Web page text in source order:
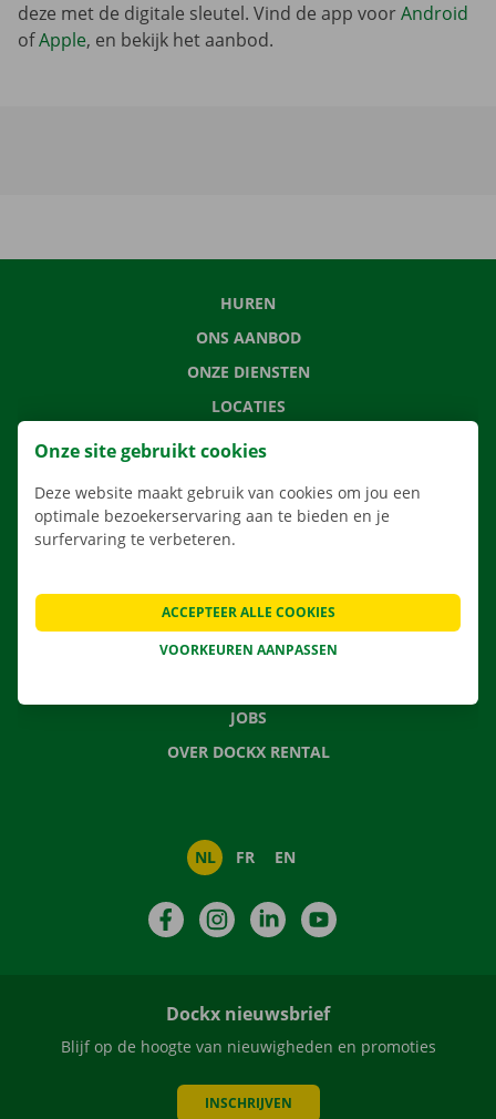
deze met de digitale sleutel. Vind de app voorAndroid
ofApple, en bekijk het aanbod.
HUREN
ONS AANBOD
ONZE DIENSTEN
LOCATIES
APP
VEELGESTELDE VRAGEN
NIEUWS
JOBS
OVER DOCKX RENTAL
NL FR EN
FacebookInstagramLinkedIn
Dockx nieuwsbrief
Blijf op de hoogte van nieuwigheden en promoties
INSCHRIJVEN
Onze site gebruikt cookies
Deze website maakt gebruik van cookies om jou een
optimale bezoekerservaring aan te bieden en je
surfervaring te verbeteren.
VOORKEUREN AANPASSEN
ACCEPTEER ALLE COOKIES